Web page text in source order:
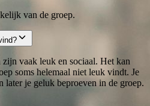
van de groep.
vaak leuk en sociaal. Het kan
soms helemaal niet leuk vindt. Je
later je geluk beproeven in de groep.